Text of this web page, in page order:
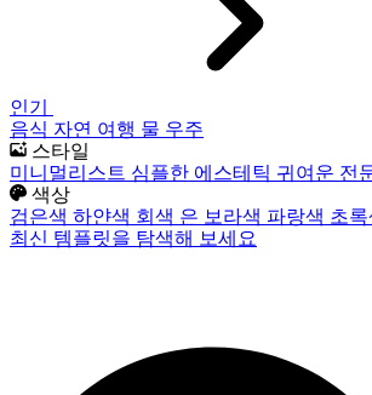
인기
음식 자연 여행 물 우주
스타일
미니멀리스트 심플한 에스테틱 귀여운 전
색상
검은색 하얀색 회색 은 보라색 파랑색 초록
최신 템플릿을 탐색해 보세요